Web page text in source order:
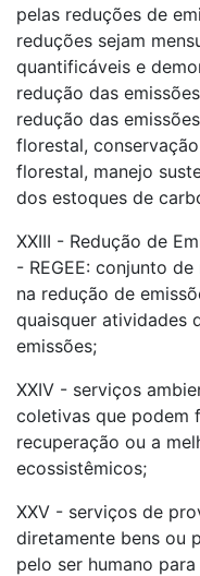
pelas reduções de
reduções sejam
quantificáveis e
redução das
redução das
florestal,
florestal, manejo
dos estoques de
XXIII - Redução de
- REGEE: conjunto
na redução de
quaisquer atividades
emissões;
XXIV - serviços
coletivas que podem
recuperação ou a
ecossistêmicos;
XXV - serviços de
diretamente bens ou
pelo ser humano